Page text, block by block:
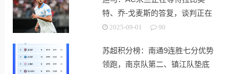
特、乔-戈麦斯的答复，谈判正在
继续
2025-09-01 90
苏超积分榜：南通9连胜七分优势
领跑，南京队第二、镇江队垫底